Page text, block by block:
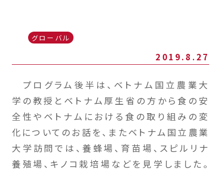
グローバル
2019.8.27
プログラム後半は、ベトナム国立農業大
学の教授とベトナム厚生省の方から食の安
全性やベトナムにおける食の取り組みの変
化についてのお話を、またベトナム国立農業
大学訪問では、養蜂場、育苗場、スピルリナ
養殖場、キノコ栽培場などを見学しました。